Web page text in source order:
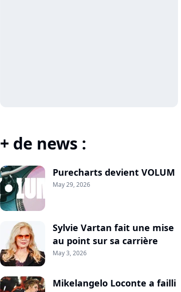
+ de news :
Purecharts devient VOLUM
May 29, 2026
Sylvie Vartan fait une mise
au point sur sa carrière
May 3, 2026
Mikelangelo Loconte a failli